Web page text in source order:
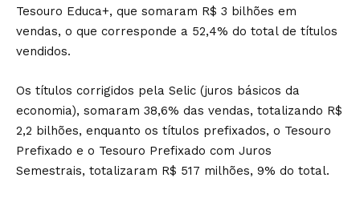
Tesouro Educa+, que somaram R$ 3 bilhões em
vendas, o que corresponde a 52,4% do total de títulos
vendidos.
Os títulos corrigidos pela Selic (juros básicos da
economia), somaram 38,6% das vendas, totalizando R$
2,2 bilhões, enquanto os títulos prefixados, o Tesouro
Prefixado e o Tesouro Prefixado com Juros
Semestrais, totalizaram R$ 517 milhões, 9% do total.